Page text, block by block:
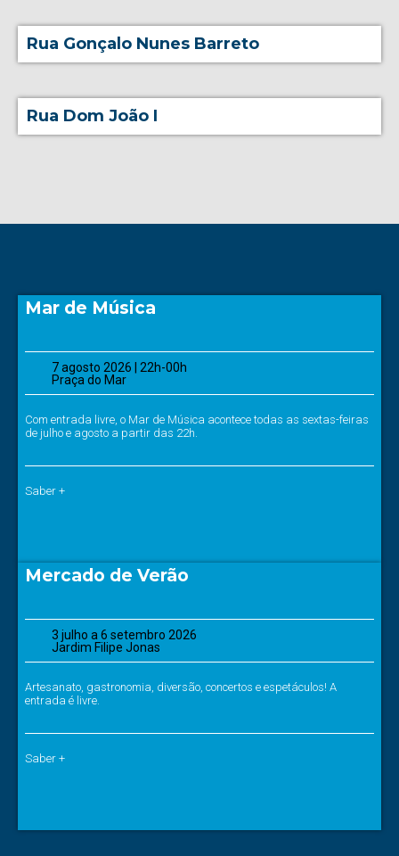
Rua Gonçalo Nunes Barreto
Rua Dom João I
Mar de Música
7 agosto 2026 | 22h-00h
Praça do Mar
Com entrada livre, o Mar de Música acontece todas as sextas-feiras
de julho e agosto a partir das 22h.
Saber +
Mercado de Verão
3 julho a 6 setembro 2026
Jardim Filipe Jonas
Artesanato, gastronomia, diversão, concertos e espetáculos! A
entrada é livre.
Saber +